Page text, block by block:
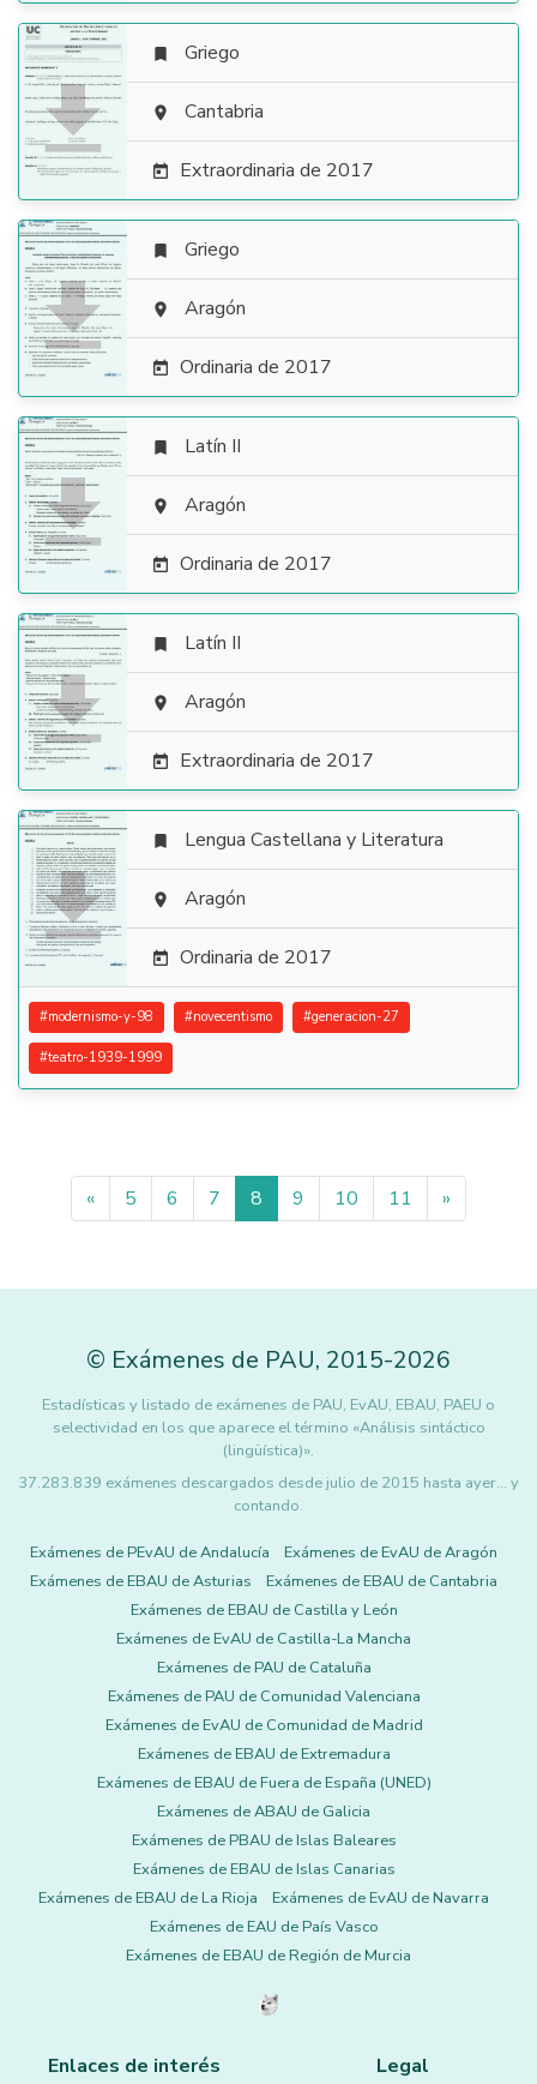

 Griego
 Cantabria
 Extraordinaria de 2017

 Griego
 Aragón
 Ordinaria de 2017

 Latín II
 Aragón
 Ordinaria de 2017

 Latín II
 Aragón
 Extraordinaria de 2017

 Lengua Castellana y Literatura
 Aragón
 Ordinaria de 2017
#modernismo-y-98 #novecentismo #generacion-27
#teatro-1939-1999
« 5 6 7 8 9 10 11 »
© Exámenes de PAU, 2015-2026
Estadísticas y listado de exámenes de PAU, EvAU, EBAU, PAEU o
selectividad en los que aparece el término «Análisis sintáctico
(lingüística)».
37.283.839 exámenes descargados desde julio de 2015 hasta ayer... y
contando.
Exámenes de PEvAU de Andalucía
Exámenes de EvAU de Aragón
Exámenes de EBAU de Asturias
Exámenes de EBAU de Cantabria
Exámenes de EBAU de Castilla y León
Exámenes de EvAU de Castilla-La Mancha
Exámenes de PAU de Cataluña
Exámenes de PAU de Comunidad Valenciana
Exámenes de EvAU de Comunidad de Madrid
Exámenes de EBAU de Extremadura
Exámenes de EBAU de Fuera de España (UNED)
Exámenes de ABAU de Galicia
Exámenes de PBAU de Islas Baleares
Exámenes de EBAU de Islas Canarias
Exámenes de EBAU de La Rioja
Exámenes de EvAU de Navarra
Exámenes de EAU de País Vasco
Exámenes de EBAU de Región de Murcia
Enlaces de interés Legal